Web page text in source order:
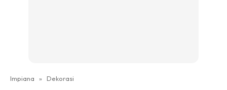
Impiana » Dekorasi